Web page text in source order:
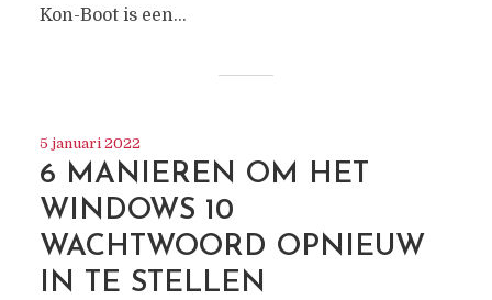
Kon-Boot is een...
5 januari 2022
6 MANIEREN OM HET
WINDOWS 10
WACHTWOORD OPNIEUW
IN TE STELLEN